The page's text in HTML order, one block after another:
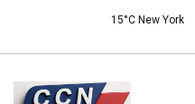
15°C New York